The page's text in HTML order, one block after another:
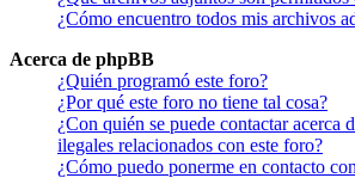
¿Cómo encuentro todos mis archivos
Acerca de phpBB
¿Quién programó este foro?
¿Por qué este foro no tiene tal cosa?
¿Con quién se puede contactar acerca
ilegales relacionados con este foro?
¿Cómo puedo ponerme en contacto